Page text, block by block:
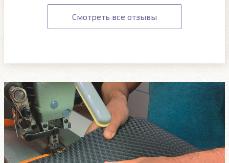
Смотреть все отзывы